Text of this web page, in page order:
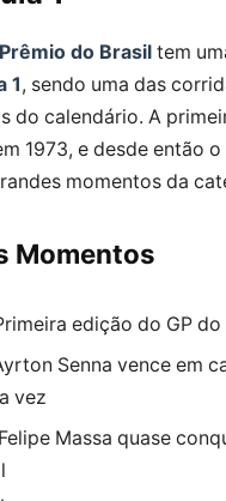
do Brasil tem
1, sendo uma das
do calendário. A
1973, e desde então
momentos da
Momentos
edição do GP do
Senna vence em
vez
Felipe Massa quase